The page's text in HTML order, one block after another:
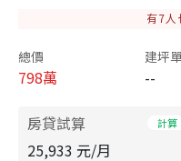
有7
總價
798萬
建坪
--
房貸試算 計算
25,933 元/月